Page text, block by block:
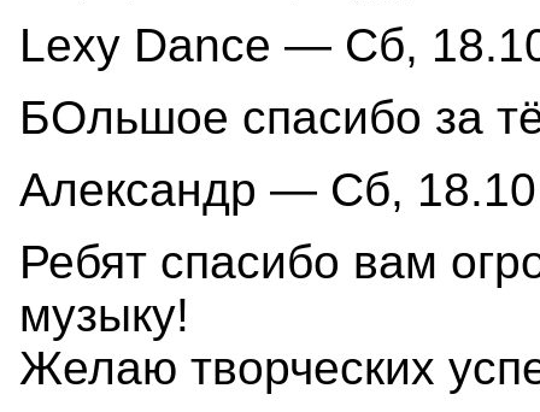
Lexy Dance — Сб,
БОльшое спасибо за
Александр — Сб,
Ребят спасибо вам
музыку!
Желаю творческих